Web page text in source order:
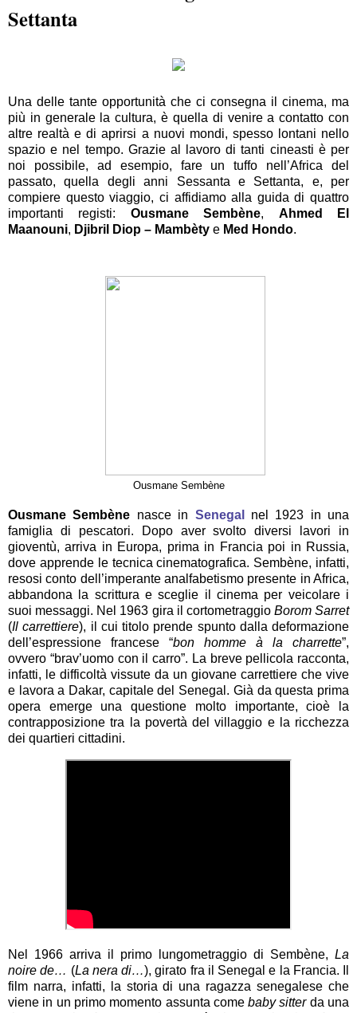
Settanta
Una delle tante opportunità che ci consegna il cinema, ma
più in generale la cultura, è quella di venire a contatto con
altre realtà e di aprirsi a nuovi mondi, spesso lontani nello
spazio e nel tempo. Grazie al lavoro di tanti cineasti è per
noi possibile, ad esempio, fare un tuffo nell’Africa del
passato, quella degli anni Sessanta e Settanta, e, per
compiere questo viaggio, ci affidiamo alla guida di quattro
importanti registi: Ousmane Sembène, Ahmed El
Maanouni, Djibril Diop – Mambèty e Med Hondo.
Ousmane Sembène
Ousmane Sembène nasce in Senegal
nel 1923 in una
famiglia di pescatori. Dopo aver svolto diversi lavori in
gioventù, arriva in Europa, prima in Francia poi in Russia,
dove apprende le tecnica cinematografica. Sembène, infatti,
resosi conto dell’imperante analfabetismo presente in Africa,
abbandona la scrittura e sceglie il cinema per veicolare i
suoi messaggi. Nel 1963 gira il cortometraggio Borom Sarret
(Il carrettiere), il cui titolo prende spunto dalla deformazione
dell’espressione francese “bon homme à la charrette”,
ovvero “brav’uomo con il carro”. La breve pellicola racconta,
infatti, le difficoltà vissute da un giovane carrettiere che vive
e lavora a Dakar, capitale del Senegal. Già da questa prima
opera emerge una questione molto importante, cioè la
contrapposizione tra la povertà del villaggio e la ricchezza
dei quartieri cittadini.
Nel 1966 arriva il primo lungometraggio di Sembène, La
noire de… (La nera di…), girato fra il Senegal e la Francia. Il
film narra, infatti, la storia di una ragazza senegalese che
viene in un primo momento assunta comebaby sitter da una